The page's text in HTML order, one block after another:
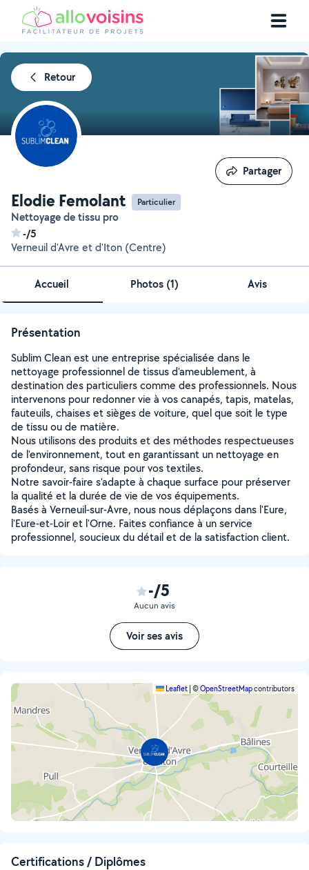
Retour
Elodie Femolant Particulier
Nettoyage de tissu pro
-/5
Verneuil d'Avre et d'Iton (Centre)
Partager
Partager
Accueil Photos (1) Avis
Présentation
Sublim Clean est une entreprise spécialisée dans le
nettoyage professionnel de tissus d'ameublement, à
destination des particuliers comme des professionnels. Nous
intervenons pour redonner vie à vos canapés, tapis, matelas,
fauteuils, chaises et sièges de voiture, quel que soit le type
de tissu ou de matière.
Nous utilisons des produits et des méthodes respectueuses
de l'environnement, tout en garantissant un nettoyage en
profondeur, sans risque pour vos textiles.
Notre savoir-faire s'adapte à chaque surface pour préserver
la qualité et la durée de vie de vos équipements.
Basés à Verneuil-sur-Avre, nous nous déplaçons dans l'Eure,
l'Eure-et-Loir et l'Orne. Faites confiance à un service
professionnel, soucieux du détail et de la satisfaction client.
-/5
Aucun avis
Voir ses avis
Leaflet ©OpenStreetMapcontributors
Certifications / Diplômes